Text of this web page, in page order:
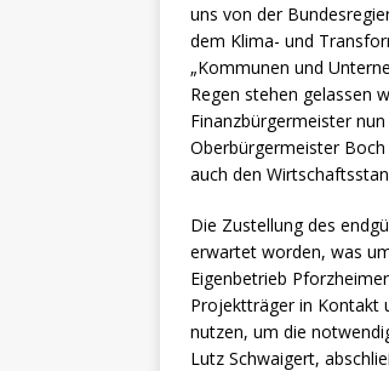
uns von der
dem Klima- und
„Kommunen und
Regen stehen gelassen
Finanzbürgermeister
Oberbürgermeister
auch den
Die Zustellung des
erwartet worden, was
Eigenbetrieb
Projektträger in Kontakt
nutzen, um die
Lutz Schwaigert,